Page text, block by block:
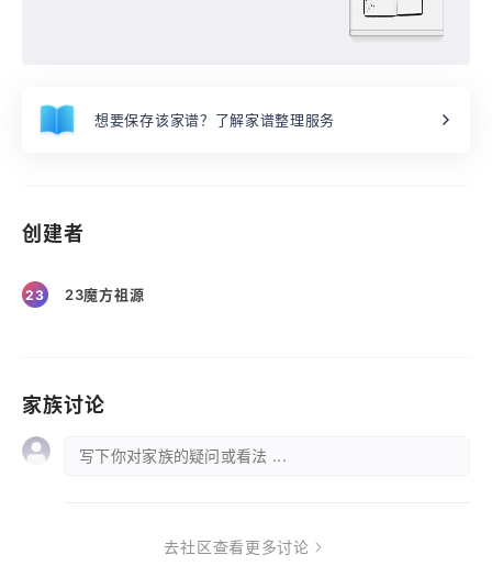
想要保存该家谱？了解家谱整理服务
创建者
23 23魔方祖源
家族讨论
写下你对家族的疑问或看法 ...
去社区查看更多讨论